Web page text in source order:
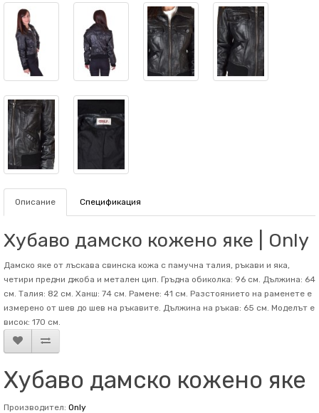
Описание Спецификация
Хубаво дамско кожено яке | Only
Дамско яке от лъскава свинска кожа с памучна талия, ръкави и яка,
четири предни джоба и метален цип. Гръдна обиколка: 96 см. Дължина: 64
см. Талия: 82 см. Ханш: 74 см. Рамене: 41 см. Разстоянието на раменете е
измерено от шев до шев на ръкавите. Дължина на ръкав: 65 см. Mоделът е
висок: 170 см.
Хубаво дамско кожено яке
Производител: Only